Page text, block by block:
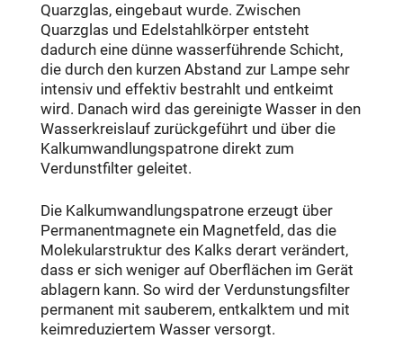
Quarzglas, eingebaut wurde. Zwischen
Quarzglas und Edelstahlkörper entsteht
dadurch eine dünne wasserführende Schicht,
die durch den kurzen Abstand zur Lampe sehr
intensiv und effektiv bestrahlt und entkeimt
wird. Danach wird das gereinigte Wasser in den
Wasserkreislauf zurückgeführt und über die
Kalkumwandlungspatrone direkt zum
Verdunstfilter geleitet.
Die Kalkumwandlungspatrone erzeugt über
Permanentmagnete ein Magnetfeld, das die
Molekularstruktur des Kalks derart verändert,
dass er sich weniger auf Oberflächen im Gerät
ablagern kann. So wird der Verdunstungsfilter
permanent mit sauberem, entkalktem und mit
keimreduziertem Wasser versorgt.